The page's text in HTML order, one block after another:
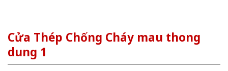
Cửa Thép Chống Cháy mau thong
dung 1